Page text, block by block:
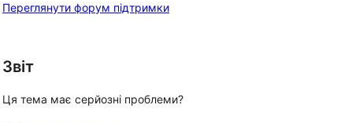
Переглянути форум підтримки
Звіт
Ця тема має серйозні проблеми?